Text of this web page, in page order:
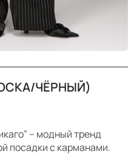
ЧЁРНЫЙ)
– модный тренд
посадки с карманами.